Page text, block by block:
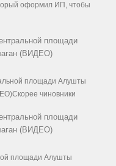
оформил ИП, чтобы
площади
(ВИДЕО)
площади Алушты
чиновники
площади
(ВИДЕО)
площади Алушты